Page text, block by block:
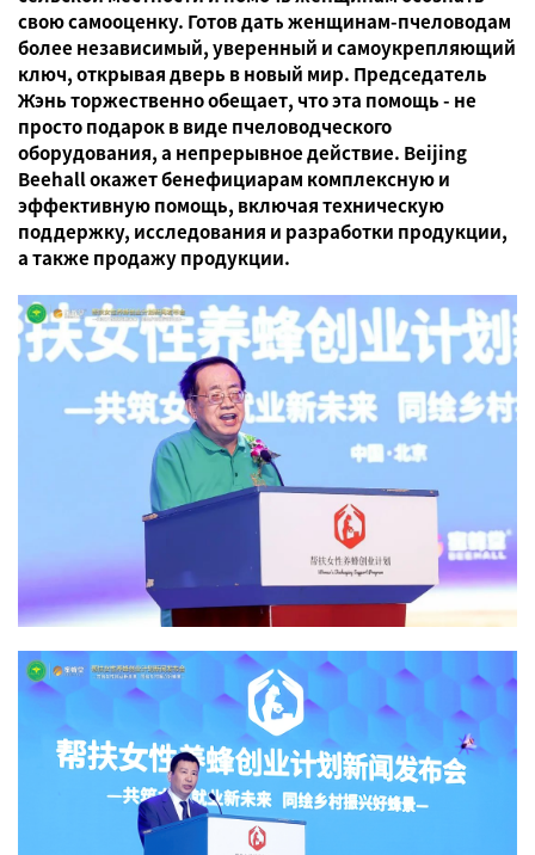
свою самооценку. Готов дать женщинам-пчеловодам
более независимый, уверенный и самоукрепляющий
ключ, открывая дверь в новый мир. Председатель
Жэнь торжественно обещает, что эта помощь - не
просто подарок в виде пчеловодческого
оборудования, а непрерывное действие. Beijing
Beehall окажет бенефициарам комплексную и
эффективную помощь, включая техническую
поддержку, исследования и разработки продукции,
а также продажу продукции.